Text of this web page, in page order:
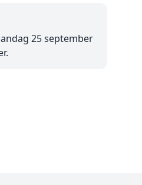
25 september